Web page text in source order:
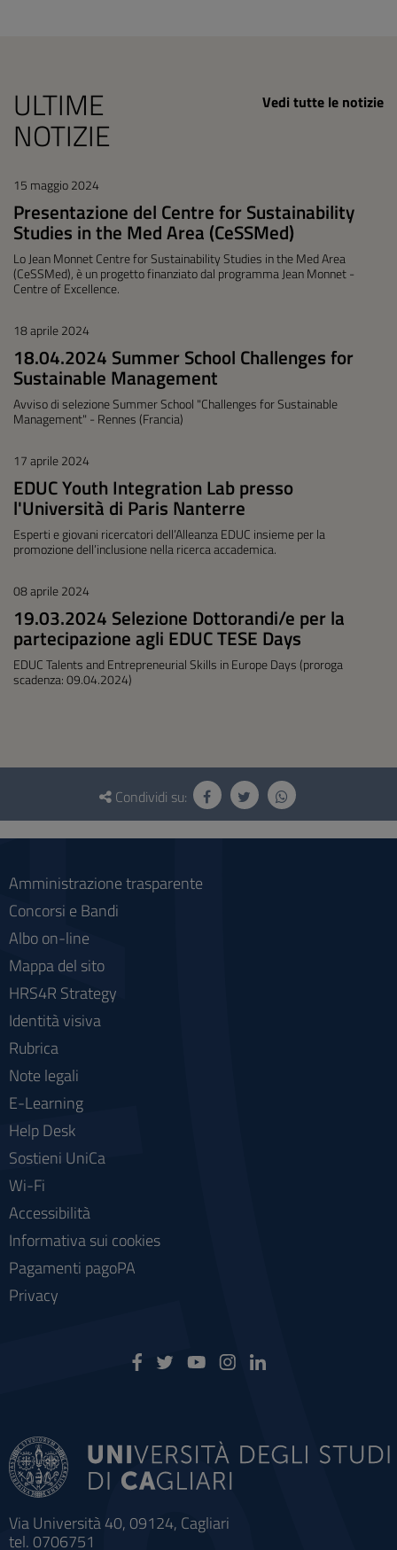
ULTIME
NOTIZIE
Vedi tutte le notizie
15 maggio 2024
Presentazione del Centre for Sustainability
Studies in the Med Area (CeSSMed)
Lo Jean Monnet Centre for Sustainability Studies in the Med Area
(CeSSMed), è un progetto finanziato dal programma Jean Monnet -
Centre of Excellence.
18 aprile 2024
18.04.2024 Summer School Challenges for
Sustainable Management
Avviso di selezione Summer School "Challenges for Sustainable
Management" - Rennes (Francia)
17 aprile 2024
EDUC Youth Integration Lab presso
l'Università di Paris Nanterre
Esperti e giovani ricercatori dell’Alleanza EDUC insieme per la
promozione dell’inclusione nella ricerca accademica.
08 aprile 2024
19.03.2024 Selezione Dottorandi/e per la
partecipazione agli EDUC TESE Days
EDUC Talents and Entrepreneurial Skills in Europe Days (proroga
scadenza: 09.04.2024)
Questionario
social
Condividi su:
Via Università 40, 09124, Cagliari
tel. 0706751
Amministrazione trasparente
Concorsi e Bandi
Albo on-line
Mappa del sito
HRS4R Strategy
Identità visiva
Rubrica
Note legali
E-Learning
Help Desk
Sostieni UniCa
Wi-Fi
Accessibilità
Informativa sui cookies
Pagamenti pagoPA
Privacy